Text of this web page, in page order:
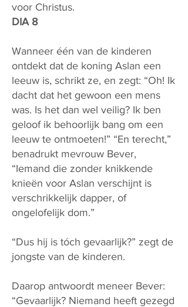
voor Christus.
DIA 8
Wanneer één van de kinderen
ontdekt dat de koning Aslan een
leeuw is, schrikt ze, en zegt: “Oh! Ik
dacht dat het gewoon een mens
was. Is het dan wel veilig? Ik ben
geloof ik behoorlijk bang om een
leeuw te ontmoeten!” “En terecht,”
benadrukt mevrouw Bever,
“Iemand die zonder knikkende
knieën voor Aslan verschijnt is
verschrikkelijk dapper, of
ongelofelijk dom.”
“Dus hij is tóch gevaarlijk?” zegt de
jongste van de kinderen.
Daarop antwoordt meneer Bever:
“Gevaarlijk? Niemand heeft gezegd